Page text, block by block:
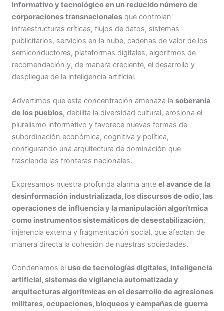
informativo y tecnológico en un reducido número de
corporaciones transnacionales que controlan
infraestructuras críticas, flujos de datos, sistemas
publicitarios, servicios en la nube, cadenas de valor de los
semiconductores, plataformas digitales, algoritmos de
recomendación y, de manera creciente, el desarrollo y
despliegue de la inteligencia artificial.
Advertimos que esta concentración amenaza la soberanía
de los pueblos, debilita la diversidad cultural, erosiona el
pluralismo informativo y favorece nuevas formas de
subordinación económica, cognitiva y política,
configurando una arquitectura de dominación que
trasciende las fronteras nacionales.
Expresamos nuestra profunda alarma ante el avance de la
desinformación industrializada, los discursos de odio, las
operaciones de influencia y la manipulación algorítmica
como instrumentos sistemáticos de desestabilización,
injerencia externa y fragmentación social, que afectan de
manera directa la cohesión de nuestras sociedades.
Condenamos el uso de tecnologías digitales, inteligencia
artificial, sistemas de vigilancia automatizada y
arquitecturas algorítmicas en el desarrollo de agresiones
militares, ocupaciones, bloqueos y campañas de guerra